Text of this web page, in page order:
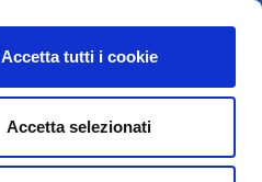
Accetta tutti i cookie
Accetta selezionati